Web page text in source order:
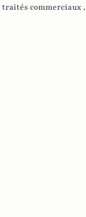
traités commerciaux ,